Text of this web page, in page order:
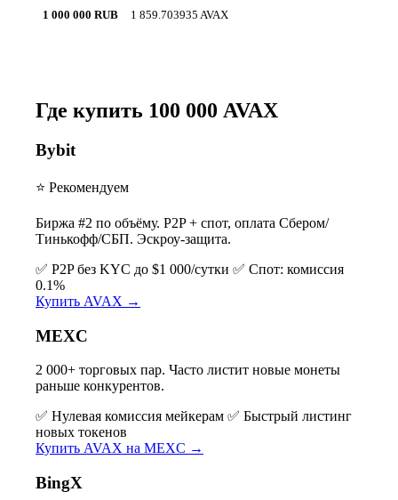
1 000 000 RUB 1 859.703935 AVAX
Где купить 100 000 AVAX
Bybit
⭐ Рекомендуем
Биржа #2 по объёму. P2P + спот, оплата Сбером/
Тинькофф/СБП. Эскроу-защита.
✅ P2P без KYC до $1 000/сутки ✅ Спот: комиссия
0.1%
Купить AVAX →
MEXC
2 000+ торговых пар. Часто листит новые монеты
раньше конкурентов.
✅ Нулевая комиссия мейкерам ✅ Быстрый листинг
новых токенов
Купить AVAX на MEXC →
BingX